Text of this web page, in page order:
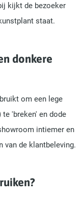
kijkt de bezoeker
staat.
donkere
om een lege
'breken' en dode
intiemer en
van de klantbeleving.